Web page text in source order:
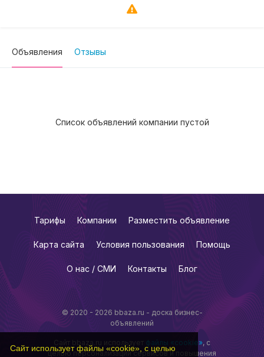
Сайт использует файлы «cookie», с целью
Объявления Отзывы
Список объявлений компании пустой
© 2020 - 2026 bbaza.ru - доска бизнес-
объявлений
Сайт bbaza.ru использует файлы «cookie», с
целью персонализации сервисов и повышения
Тарифы Компании Разместить объявление
Карта сайта Условия пользования Помощь
О нас / СМИ Контакты Блог